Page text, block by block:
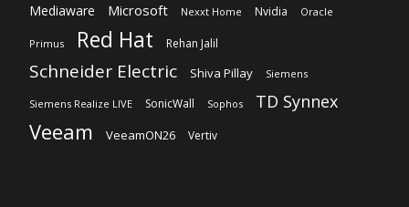
Mediaware Microsoft Nexxt Home Nvidia Oracle
Primus Red Hat Rehan Jalil
Schneider Electric Shiva Pillay Siemens
Siemens Realize LIVE SonicWall Sophos TD Synnex
Veeam VeeamON26 Vertiv